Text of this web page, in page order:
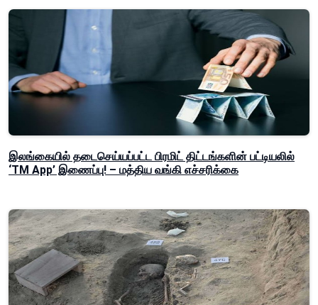
இலங்கையில் தடைசெய்யப்பட்ட பிரமிட் திட்டங்களின் பட்டியலில்
‘TM App’ இணைப்பு! – மத்திய வங்கி எச்சரிக்கை